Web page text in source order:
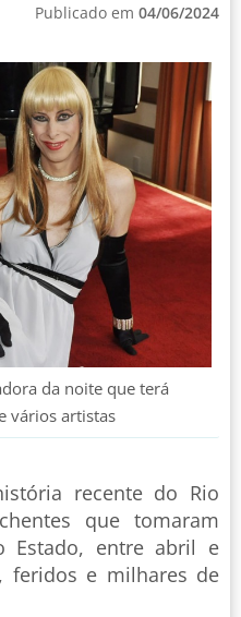
Publicado em 04/06/2024
da noite que terá
vários artistas
recente do Rio
que tomaram
Estado, entre abril e
feridos e milhares de